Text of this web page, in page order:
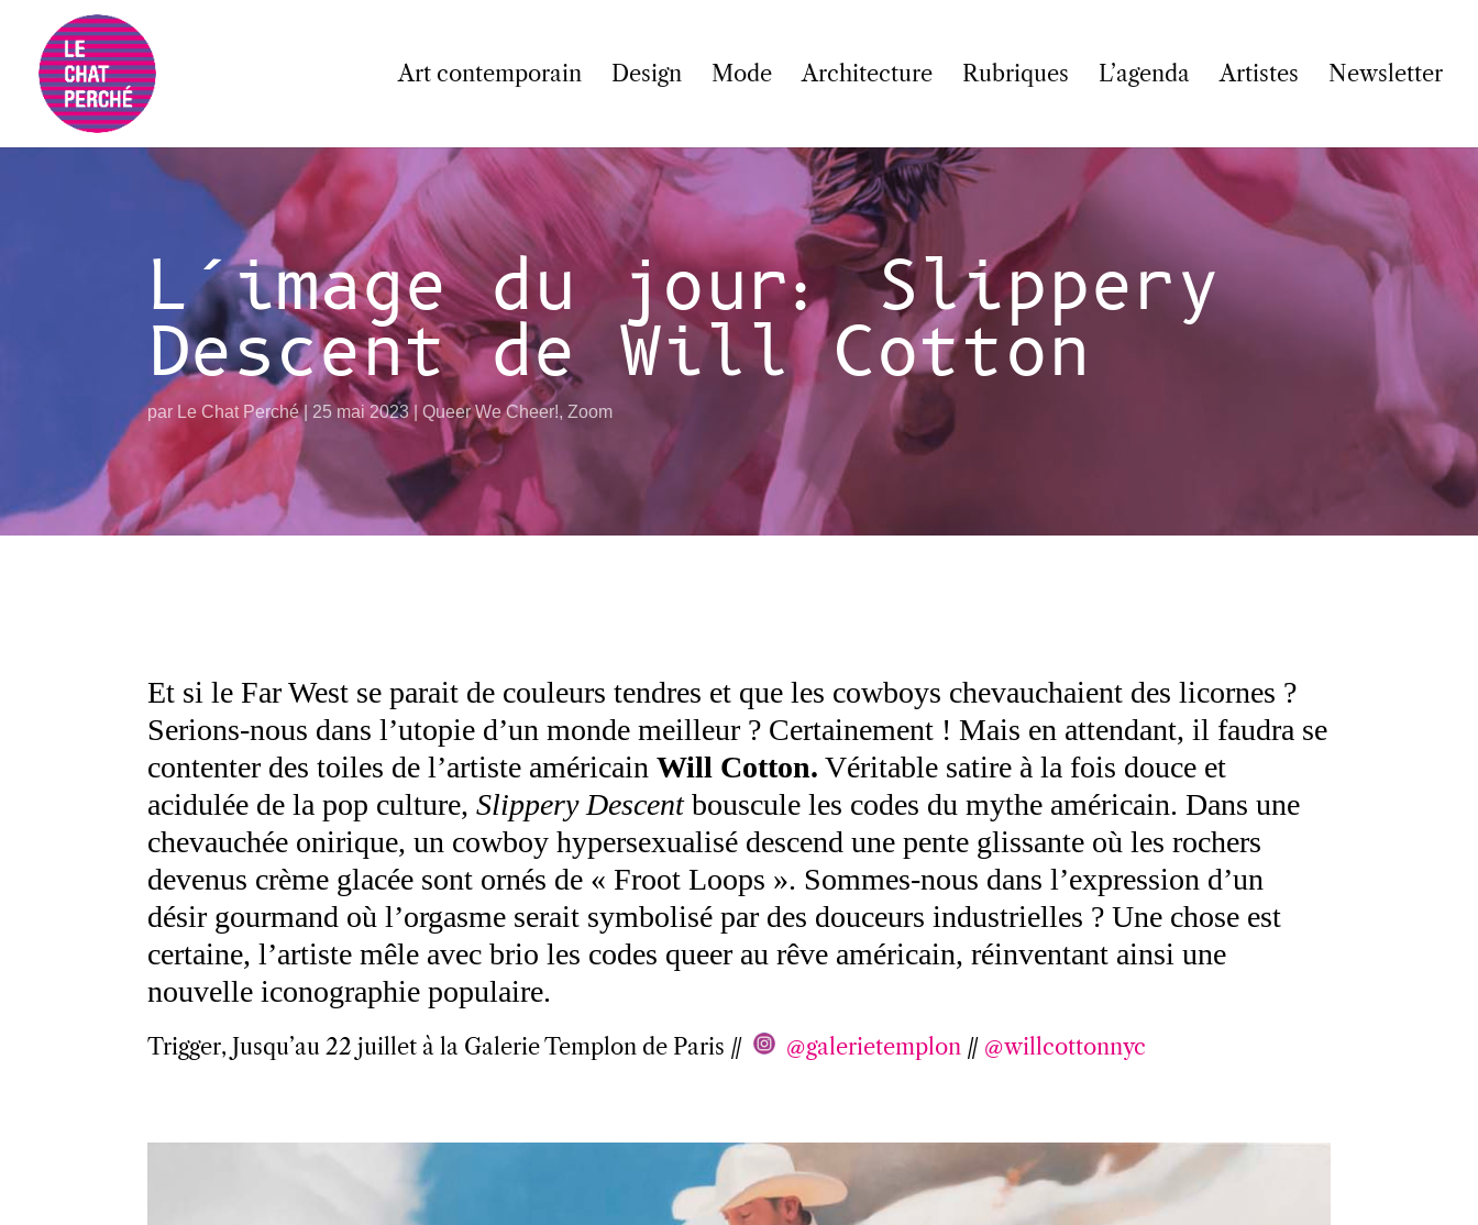
Art contemporain Design Mode Architecture Rubriques L’agenda Artistes Newsletter
L’image du jour: Slippery
Descent de Will Cotton
par Le Chat Perché 25 mai 2023 Queer We Cheer!,Zoom
Et si le Far West se parait de couleurs tendres et que les cowboys chevauchaient des licornes ?
Serions-nous dans l’utopie d’un monde meilleur ? Certainement ! Mais en attendant, il faudra se
contenter des toiles de l’artiste américainWill Cotton. Véritable satire à la fois douce et
acidulée de la pop culture,Slippery Descentbouscule les codes du mythe américain. Dans une
chevauchée onirique, un cowboy hypersexualisé descend une pente glissante où les rochers
devenus crème glacée sont ornés de « Froot Loops ». Sommes-nous dans l’expression d’un
désir gourmand où l’orgasme serait symbolisé par des douceurs industrielles ? Une chose est
certaine, l’artiste mêle avec brio les codes queer au rêve américain, réinventant ainsi une
nouvelle iconographie populaire.
Trigger, Jusqu’au 22 juillet à la Galerie Templon de Paris // @galerietemplon // @willcottonnyc